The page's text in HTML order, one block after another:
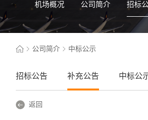
机场概况 公司简介 招标
公司简介 中标公示
招标公告 补充公告 中标公
返回